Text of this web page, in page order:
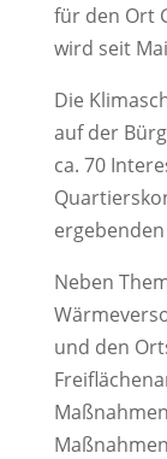
für den Ort
wird seit
Die
auf der
ca. 70
Neben
und den